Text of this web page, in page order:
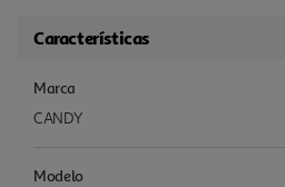
Características
Marca
CANDY
Modelo